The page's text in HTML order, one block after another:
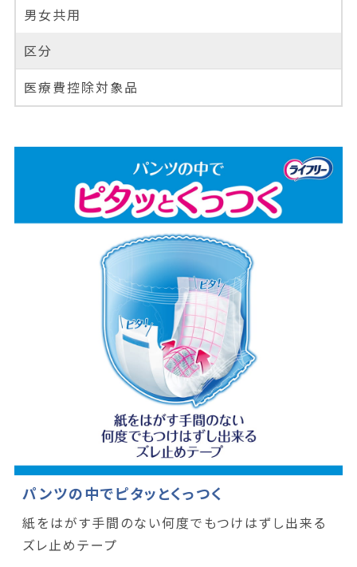
男女共用
区分
医療費控除対象品
パンツの中でピタッとくっつく
紙をはがす手間のない何度でもつけはずし出来る
ズレ止めテープ